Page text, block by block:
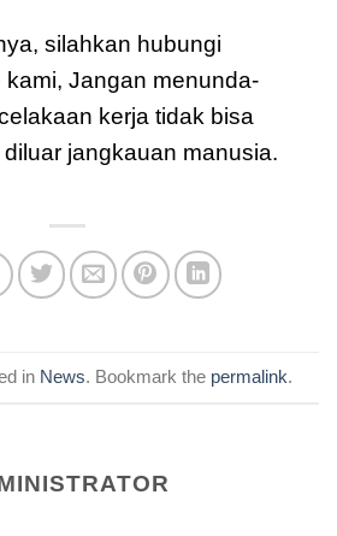
silahkan hubungi
kami, Jangan menunda-
kerja tidak bisa
jangkauan manusia.
in News. Bookmark the permalink.